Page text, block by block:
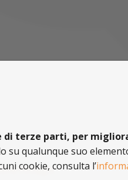
terze parti, per
qualunque suo
cookie, consulta l’